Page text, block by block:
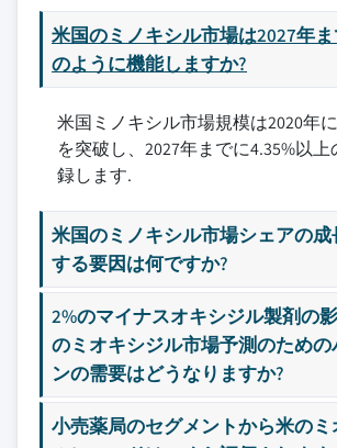
米国のミノキシル市場は2027年
のように機能しますか?
米国ミノキシル市場規模は2020年
を突破し、2027年までに4.35%以上
録します.
米国のミノキシル市場シェアの
する要因は何ですか?
2%のマイナスオキシジル製剤の
のミオキシジル市場予測のための
ンの需要はどうなりますか?
小売薬局のセグメントから米の